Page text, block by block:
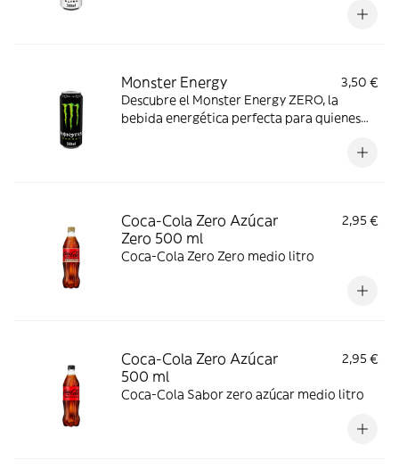
Monster Energy
3,50 €
Descubre el Monster Energy ZERO, la
bebida energética perfecta para quienes
Coca-Cola Zero Azúcar
Zero 500 ml
2,95 €
Coca-Cola Zero Zero medio litro
Coca-Cola Zero Azúcar
500 ml
2,95 €
Coca-Cola Sabor zero azúcar medio litro